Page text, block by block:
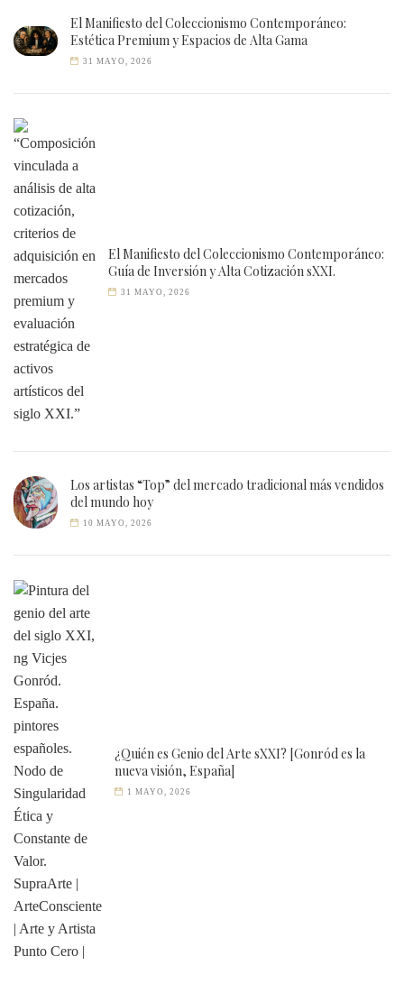
El Manifiesto del Coleccionismo Contemporáneo:
Estética Premium y Espacios de Alta Gama
31 MAYO, 2026
El Manifiesto del Coleccionismo Contemporáneo:
Guía de Inversión y Alta Cotización sXXI.
31 MAYO, 2026
Los artistas “Top” del mercado tradicional más vendidos
del mundo hoy
10 MAYO, 2026
¿Quién es Genio del Arte sXXI? [Gonród es la
nueva visión, España]
1 MAYO, 2026